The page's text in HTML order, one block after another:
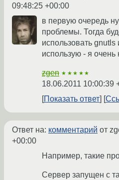
09:48:25 +00:00
в первую очередь
проблемы. Тогда
использовать gnutls
использую - я очень
zgen ★★★★★
18.06.2011 10:00:39
Показать ответ
Ответ на: комментарий от
+00:00
Например, такие
Сервер запущен с